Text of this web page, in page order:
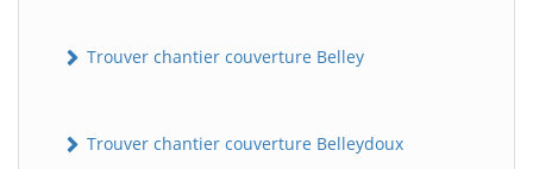
Trouver chantier couverture Belley
Trouver chantier couverture Belleydoux